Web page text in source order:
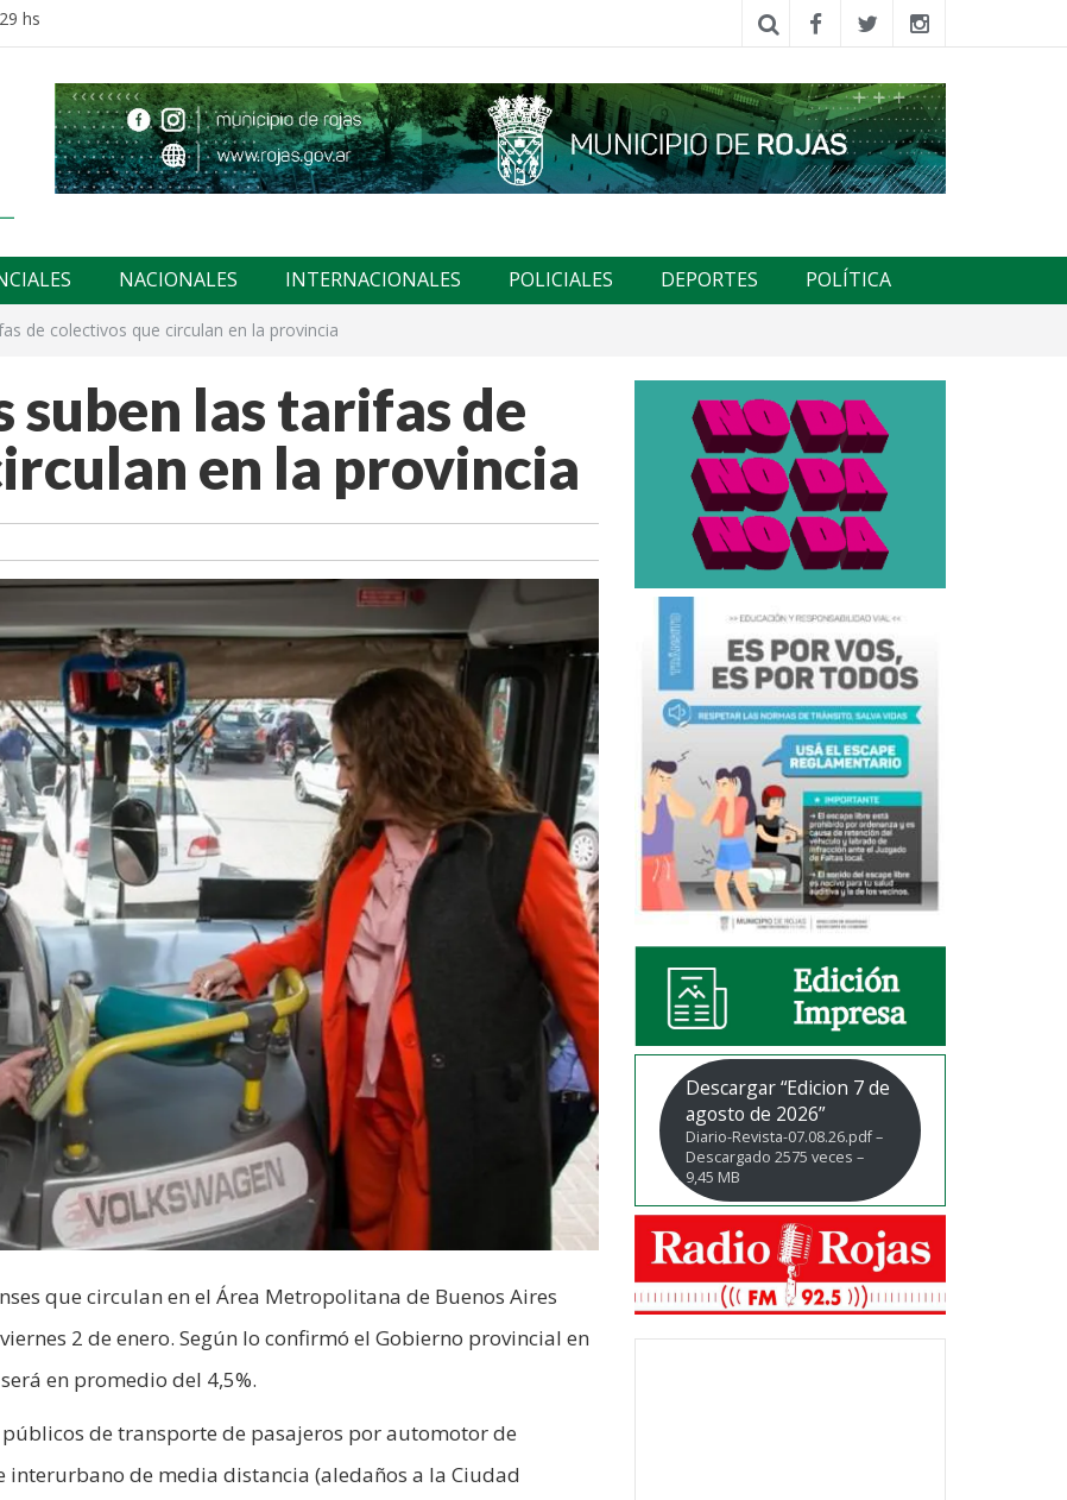
hs
NACIONALES INTERNACIONALES POLICIALES DEPORTES POLÍTICA
de colectivos que circulan en la provincia
suben las tarifas de
en la provincia
que circulan en el Área Metropolitana de Buenos Aires
2 de enero. Según lo confirmó el Gobierno provincial en
en promedio del 4,5%.
de transporte de pasajeros por automotor de
de media distancia (aledaños a la Ciudad
Descargar “Edicion 7 de
agosto de 2026”
Diario-Revista-07.08.26.pdf –
Descargado 2575 veces –
9,45 MB